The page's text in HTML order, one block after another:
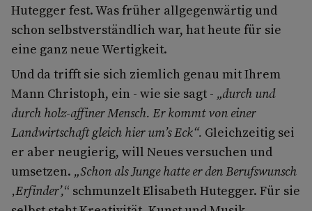
Hutegger fest. Was früher allgegenwärtig und
schon selbstverständlich war, hat heute für sie
eine ganz neue Wertigkeit.
Und da trifft sie sich ziemlich genau mit Ihrem
Mann Christoph, ein - wie sie sagt - „durch und
durch holz-affiner Mensch. Er kommt von einer
Landwirtschaft gleich hier um’s Eck“. Gleichzeitig sei
er aber neugierig, will Neues versuchen und
umsetzen. „Schon als Junge hatte er den Berufswunsch
‚Erfinder’,“ schmunzelt Elisabeth Hutegger. Für sie